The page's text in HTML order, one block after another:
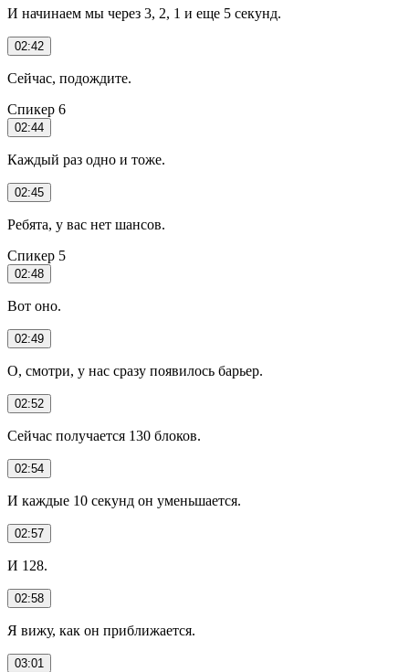
И начинаем мы через 3, 2, 1 и еще 5 секунд.
02:42
Сейчас, подождите.
Спикер 6
02:44
Каждый раз одно и тоже.
02:45
Ребята, у вас нет шансов.
Спикер 5
02:48
Вот оно.
02:49
О, смотри, у нас сразу появилось барьер.
02:52
Сейчас получается 130 блоков.
02:54
И каждые 10 секунд он уменьшается.
02:57
И 128.
02:58
Я вижу, как он приближается.
03:01